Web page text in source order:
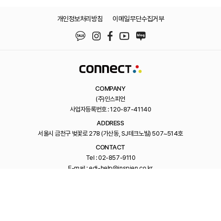
개인정보처리방침 이메일무단수집거부
COMPANY
(주)인스피언
사업자등록번호 : 120-87-41140
ADDRESS
서울시 금천구 벚꽃로 278 (가산동, SJ테크노빌) 507~514호
CONTACT
Tel : 02-857-9110
E-mail : edi-help@inspien.co.kr